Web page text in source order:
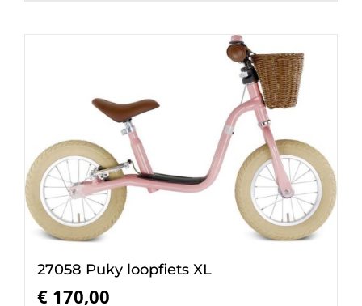
27058 Puky loopfiets XL
€ 170,00